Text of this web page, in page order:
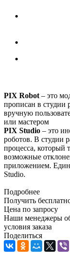
PIX Robot – это
прописан в студии
вручную
или мастером
PIX Studio – это
роботов. В студии
процесса, который
возможные
приложением.
Studio.
Подробнее
Получить
Цена по запросу
Наши менеджеры
условия заказа
Поделиться